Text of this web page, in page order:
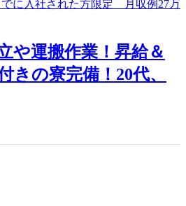
や運搬作業！昇給＆
の寮完備！20代、